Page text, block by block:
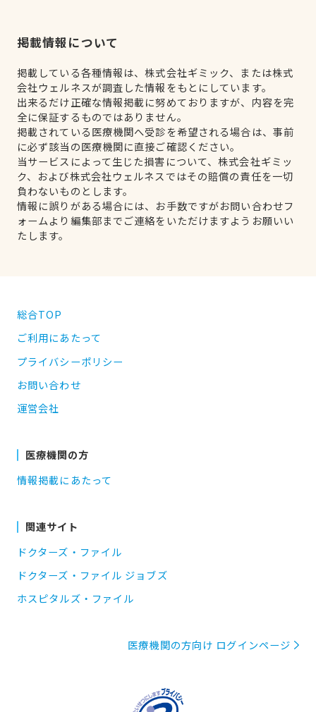
掲載情報について
掲載している各種情報は、株式会社ギミック、または株式
会社ウェルネスが調査した情報をもとにしています。
出来るだけ正確な情報掲載に努めておりますが、内容を完
全に保証するものではありません。
掲載されている医療機関へ受診を希望される場合は、事前
に必ず該当の医療機関に直接ご確認ください。
当サービスによって生じた損害について、株式会社ギミッ
ク、および株式会社ウェルネスではその賠償の責任を一切
負わないものとします。
情報に誤りがある場合には、お手数ですがお問い合わせフ
ォームより編集部までご連絡をいただけますようお願いい
たします。
総合TOP
ご利用にあたって
プライバシーポリシー
お問い合わせ
運営会社
医療機関の方
情報掲載にあたって
関連サイト
ドクターズ・ファイル
ドクターズ・ファイル ジョブズ
ホスピタルズ・ファイル
医療機関の方向け ログインページ